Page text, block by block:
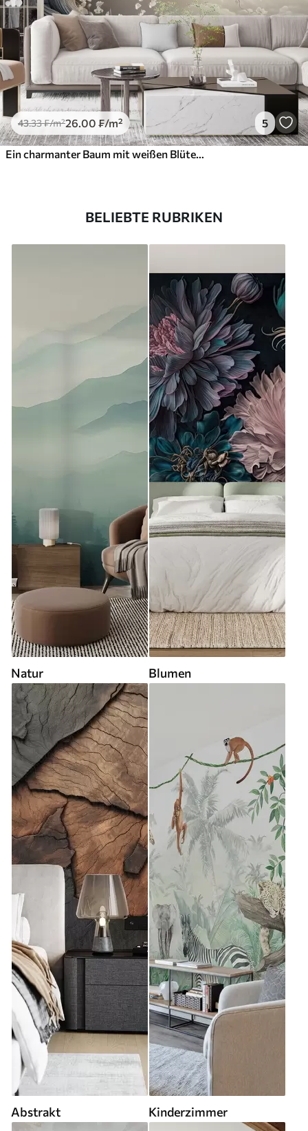
43.33₣/m²26 .00 ₣/m² 5
BELIEBTE RUBRIKEN
Natur Blumen
Abstrakt Kinderzimmer